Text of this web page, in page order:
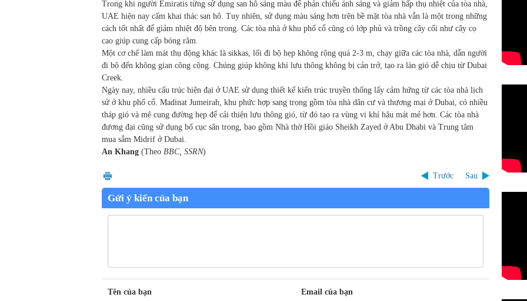
Trong khi người Emiratis từng sử dụng san hô sáng màu để phản chiếu ánh sáng và giảm hấp thụ nhiệt của tòa nhà,
UAE hiện nay cấm khai thác san hô. Tuy nhiên, sử dụng màu sáng hơn trên bề mặt tòa nhà vẫn là một trong những
cách tốt nhất để giảm nhiệt độ bên trong. Các tòa nhà ở khu phố cổ cũng có lớp phủ và trồng cây cối như cây cọ
cao giúp cung cấp bóng râm.
Một cơ chế làm mát thụ động khác là sikkas, lối đi bộ hẹp không rộng quá 2-3 m, chạy giữa các tòa nhà, dẫn người
đi bộ đến không gian công cộng. Chúng giúp không khí lưu thông không bị cản trở, tạo ra làn gió dễ chịu từ Dubai
Creek.
Ngày nay, nhiều cấu trúc hiện đại ở UAE sử dụng thiết kế kiến trúc truyền thống lấy cảm hứng từ các tòa nhà lịch
sử ở khu phố cổ. Madinat Jumeirah, khu phức hợp sang trọng gồm tòa nhà dân cư và thương mại ở Dubai, có nhiều
tháp gió và mê cung đường hẹp để cải thiện lưu thông gió, từ đó tạo ra vùng vi khí hậu mát mẻ hơn. Các tòa nhà
đương đại cũng sử dụng bố cục sân trong, bao gồm Nhà thờ Hồi giáo Sheikh Zayed ở Abu Dhabi và Trung tâm
mua sắm Midrif ở Dubai.
An Khang (Theo BBC, SSRN)
Trước Sau
Gửi ý kiến của bạn
Tên của bạn Email của bạn